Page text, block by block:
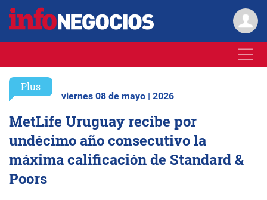
Plus
viernes 08 de mayo | 2026
MetLife Uruguay recibe por
undécimo año consecutivo la
máxima calificación de Standard &
Poors